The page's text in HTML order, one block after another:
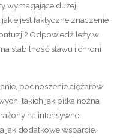
wymagające dużej
jest faktyczne znaczenie
Odpowiedź leży w
stabilność stawu i chroni
podnoszenie ciężarów
takich jak piłka nożna
na intensywne
jak dodatkowe wsparcie,